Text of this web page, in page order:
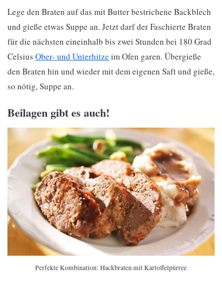
Lege den Braten auf das mit Butter bestrichene Backblech
und gieße etwas Suppe an. Jetzt darf der Faschierte Braten
für die nächsten eineinhalb bis zwei Stunden bei 180 Grad
Celsius Ober- und Unterhitze im Ofen garen. Übergieße
den Braten hin und wieder mit dem eigenen Saft und gieße,
so nötig, Suppe an.
Beilagen gibt es auch!
Perfekte Kombination: Hackbraten mit Kartoffelpürree